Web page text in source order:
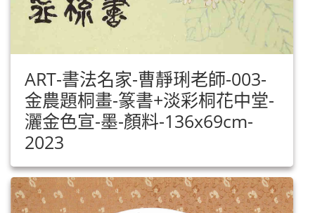
ART-書法名家-曹靜琍老師-003-
金農題桐畫-篆書+淡彩桐花中堂-
灑金色宣-墨-顏料-136x69cm-
2023